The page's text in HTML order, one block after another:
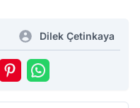
Dilek Çetinkaya